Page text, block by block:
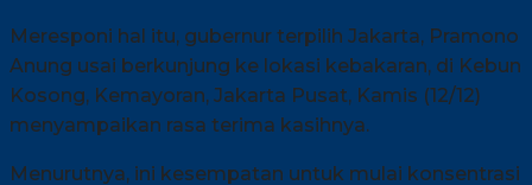
Meresponi hal itu, gubernur terpilih Jakarta, Pramono
Anung usai berkunjung ke lokasi kebakaran, di Kebun
Kosong, Kemayoran, Jakarta Pusat, Kamis (12/12)
menyampaikan rasa terima kasihnya.
Menurutnya, ini kesempatan untuk mulai konsentrasi